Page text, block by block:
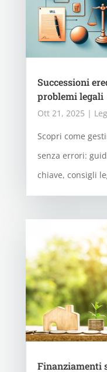
Successioni
problemi legali
Ott 21, 2025 |
Scopri come
senza errori:
chiave, consigli
Finanziamenti